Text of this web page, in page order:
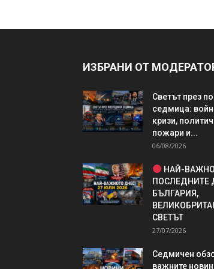
ИЗБРАНИ ОТ
Светът през
седмица:
кризи,
пожари и...
06/08/2026
НАЙ-
ПОСЛЕДНИТЕ
БЪЛГАРИЯ,
СВЕТЪТ
27/07/2026
Седмичен
важните